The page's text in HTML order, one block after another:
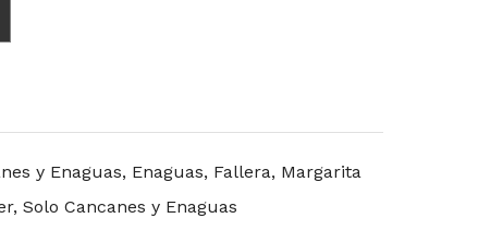
y Enaguas, Enaguas, Fallera, Margarita
, Solo Cancanes y Enaguas